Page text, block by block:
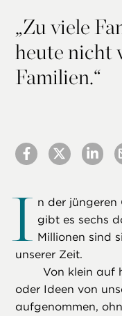
„Zu viele
heute nicht
Familien.“
I n der jüngeren
gibt es sechs
Millionen sind
unserer Zeit.
Von klein auf
oder Ideen von
aufgenommen,